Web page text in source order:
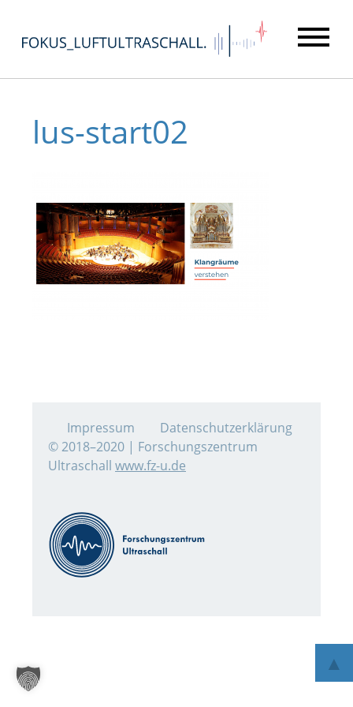
lus-start02
Datenschutzerklärung
Impressum
© 2018–2020 | Forschungszentrum
Ultraschall www.fz-u.de
▲